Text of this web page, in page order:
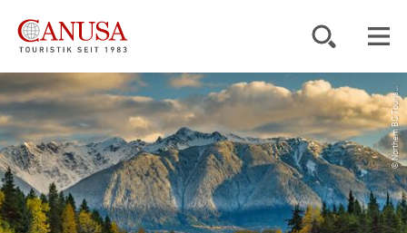
Reiseziele
Reisearten
Inspiration
© Northern BC Touris...